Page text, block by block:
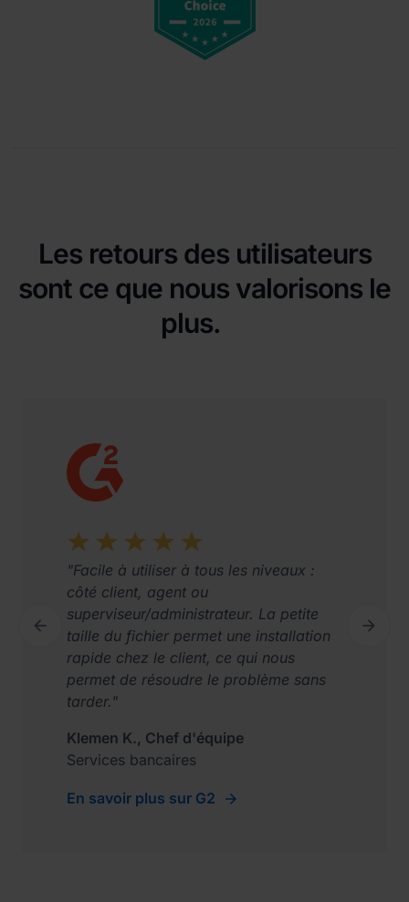
Les retours des utilisateurs
sont ce que nous valorisons le
plus.
"Facile à utiliser à tous les niveaux :
côté client, agent ou
superviseur/administrateur. La petite
taille du fichier permet une installation
rapide chez le client, ce qui nous
permet de résoudre le problème sans
tarder."
Klemen K., Chef d'équipe
Services bancaires
En savoir plus sur G2
Previous Next